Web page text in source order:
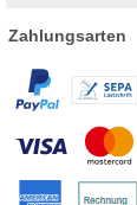
Zahlungsarten